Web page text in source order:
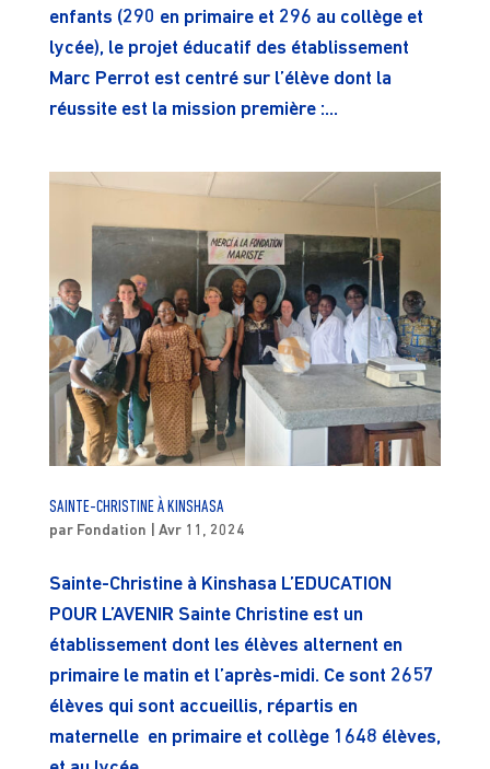
enfants (290 en primaire et 296 au collège et
lycée), le projet éducatif des établissement
Marc Perrot est centré sur l’élève dont la
réussite est la mission première :...
SAINTE-CHRISTINE À KINSHASA
par Fondation Avr 11, 2024
Sainte-Christine à Kinshasa L’EDUCATION
POUR L’AVENIR Sainte Christine est un
établissement dont les élèves alternent en
primaire le matin et l’après-midi. Ce sont 2657
élèves qui sont accueillis, répartis en
maternelle en primaire et collège 1648 élèves,